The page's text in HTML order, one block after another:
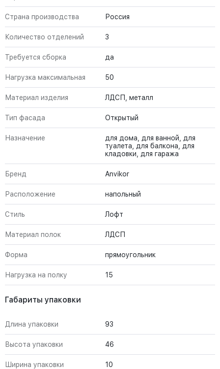
Страна производства Россия
Количество отделений 3
Требуется сборка да
Нагрузка максимальная 50
Материал изделия ЛДСП, металл
Тип фасада Открытый
Назначение
для дома, для ванной, для
туалета, для балкона, для
кладовки, для гаража
Бренд Anvikor
Расположение напольный
Стиль Лофт
Материал полок ЛДСП
Форма прямоугольник
Нагрузка на полку 15
Габариты упаковки
Длина упаковки 93
Высота упаковки 46
Ширина упаковки 10